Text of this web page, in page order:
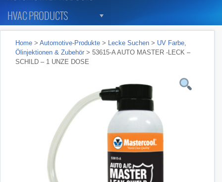
HVAC PRODUCTS
Home > Automotive-Produkte > Lecke Suchen > UV Farbe,
Ölinjektionen & Zubehör > 53615-A AUTO MASTER -LECK –
SCHILD – 1 UNZE DOSE